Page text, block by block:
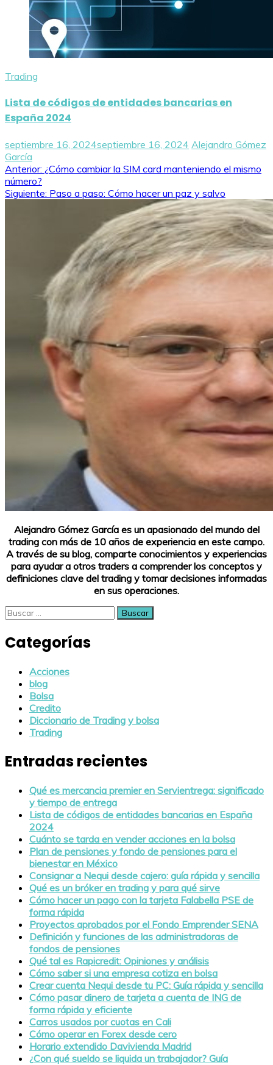
Trading
Lista de códigos de entidades bancarias en
España 2024
septiembre 16, 2024septiembre 16, 2024 Alejandro Gómez
García
Navegación
de
Anterior: ¿Cómo cambiar la SIM card manteniendo el mismo
número?
Siguiente: Paso a paso: Cómo hacer un paz y salvo
Alejandro Gómez García es un apasionado del mundo del
trading con más de 10 años de experiencia en este campo.
A través de su blog, comparte conocimientos y experiencias
para ayudar a otros traders a comprender los conceptos y
definiciones clave del trading y tomar decisiones informadas
en sus operaciones.
Buscar:
Categorías
Acciones
blog
Bolsa
Credito
Diccionario de Trading y bolsa
Trading
Entradas recientes
Qué es mercancia premier en Servientrega: significado
y tiempo de entrega
Lista de códigos de entidades bancarias en España
2024
Cuánto se tarda en vender acciones en la bolsa
Plan de pensiones y fondo de pensiones para el
bienestar en México
Consignar a Nequi desde cajero: guía rápida y sencilla
Qué es un bróker en trading y para qué sirve
Cómo hacer un pago con la tarjeta Falabella PSE de
forma rápida
Proyectos aprobados por el Fondo Emprender SENA
Definición y funciones de las administradoras de
fondos de pensiones
Qué tal es Rapicredit: Opiniones y análisis
Cómo saber si una empresa cotiza en bolsa
Crear cuenta Nequi desde tu PC: Guía rápida y sencilla
Cómo pasar dinero de tarjeta a cuenta de ING de
forma rápida y eficiente
Carros usados por cuotas en Cali
Cómo operar en Forex desde cero
Horario extendido Davivienda Madrid
¿Con qué sueldo se liquida un trabajador? Guía